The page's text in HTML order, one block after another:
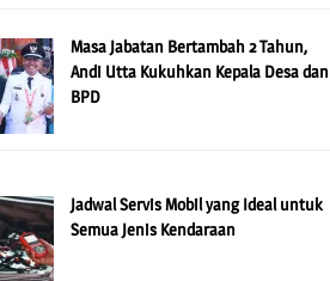
Masa Jabatan Bertambah 2 Tahun,
Andi Utta Kukuhkan Kepala Desa dan
BPD
Jadwal Servis Mobil yang Ideal untuk
Semua Jenis Kendaraan